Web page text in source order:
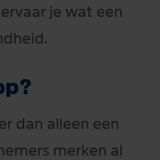
je wat een
dan alleen een
merken al